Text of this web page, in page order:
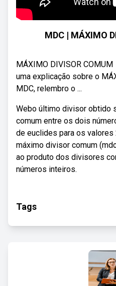
MDC | MÁXIMO
MÁXIMO DIVISOR
uma explicação sobre o
MDC, relembro o ...
Webo último divisor obtido
comum entre os dois
de euclides para os valores
máximo divisor comum
ao produto dos divisores
números inteiros.
Tags